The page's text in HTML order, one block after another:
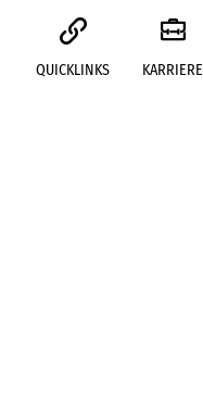
QUICKLINKS KARRIERE